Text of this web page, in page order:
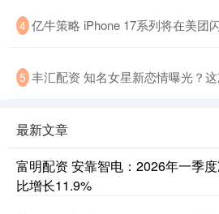
4 亿牛策略 iPhone 17系列将在美团
5 丰汇配资 知名女星新恋情曝光？
最新文章
富明配资 安靠智电：2026年一季
比增长11.9%